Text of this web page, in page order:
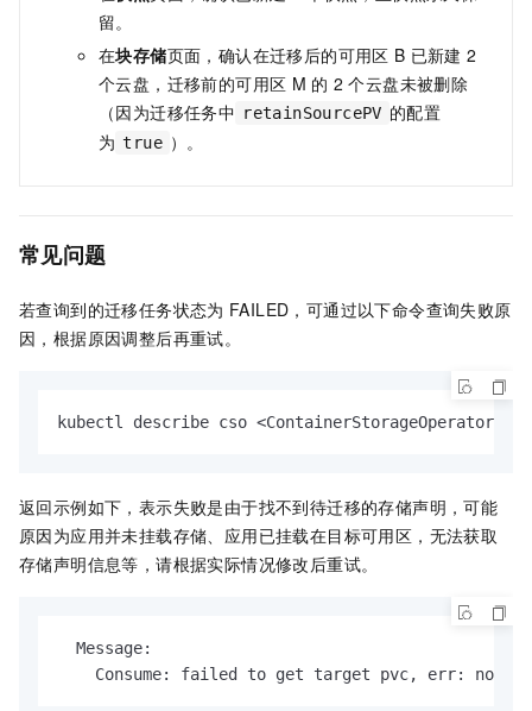
留。
在块存储页面，确认在迁移后的可用区 B 已新建 2
个云盘，迁移前的可用区 M 的 2 个云盘未被删除
（因为迁移任务中 retainSourcePV 的配置
为 true ）。
常见问题
若查询到的迁移任务状态为 FAILED，可通过以下命令查询失败原
因，根据原因调整后再重试。
kubectl describe cso <ContainerStorageOperator-
返回示例如下，表示失败是由于找不到待迁移的存储声明，可能
原因为应用并未挂载存储、应用已挂载在目标可用区，无法获取
存储声明信息等，请根据实际情况修改后重试。
  Message:
Consume: failed to get target pvc, err: no